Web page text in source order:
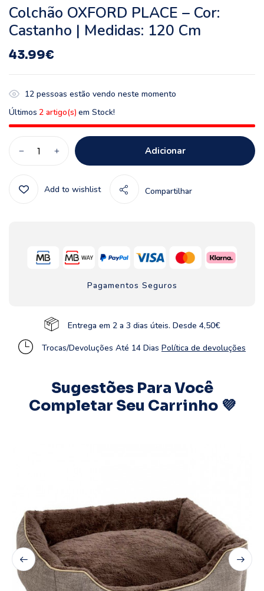
Colchão OXFORD PLACE – Cor:
Castanho | Medidas: 120 Cm
43.99€
12 pessoas estão vendo neste momento
Últimos 2 artigo(s) em Stock!
Adicionar
Add to wishlist Compartilhar
Pagamentos Seguros
Entrega em 2 a 3 dias úteis. Desde 4,50€
Trocas/Devoluções Até 14 Dias Política de devoluções
Sugestões Para Você
Completar Seu Carrinho 💜